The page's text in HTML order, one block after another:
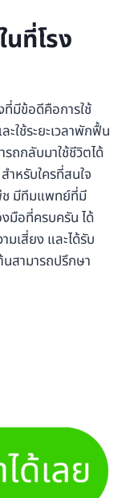
ที่โรง
ที่มีข้อดีคือการใช้
ใช้ระยะเวลาพักฟื้น
รถกลับมาใช้ชีวิตได้
ำหรับใครที่สนใจ
ช มีทีมแพทย์ที่มี
มือที่ครบครัน ได้
มเสี่ยง และได้รับ
สามารถปรึกษา